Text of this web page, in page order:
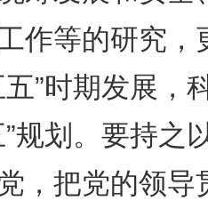
作等的研究，
”时期发展，
规划。要持之
，把党的领导